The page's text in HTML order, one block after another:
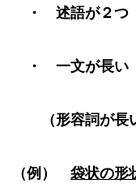
・ 述語が２つ
・ 一文が長い
（形容詞が長い
（例） 袋状の形